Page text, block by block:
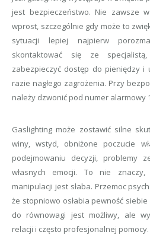
jest bezpieczeństwo. Nie zawsze
wprost, szczególnie gdy może to
sytuacji lepiej najpierw
skontaktować się ze
zabezpieczyć dostęp do pieniędzy i
razie nagłego zagrożenia. Przy
należy dzwonić pod numer alarmowy
Gaslighting może zostawić silne
winy, wstyd, obniżone poczucie
podejmowaniu decyzji, problemy
własnych emocji. To nie
manipulacji jest słaba. Przemoc
że stopniowo osłabia pewność
do równowagi jest możliwy, ale
relacji i często profesjonalnej pomocy.